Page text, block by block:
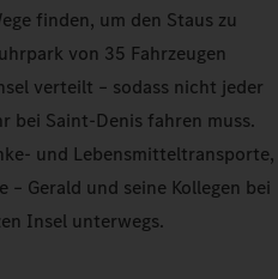
finden, um den Staus zu
von 35 Fahrzeugen
verteilt – sodass nicht jeder
bei Saint-Denis fahren muss.
und Lebensmitteltransporte,
Gerald und seine Kollegen bei
Insel unterwegs.